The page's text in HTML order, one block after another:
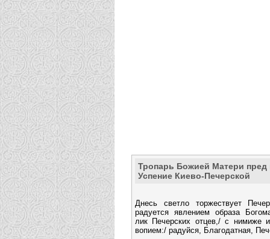
Тропарь Божией Матери пред
Успение Киево-Печерской
Днесь светло торжествует
радуется явлением образа
лик Печерских отцев,/ с нимиже
вопием:/ радуйся, Благодатная,